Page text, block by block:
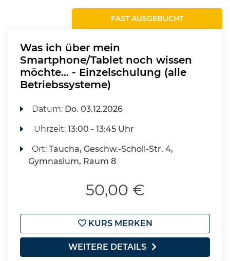
FAST AUSGEBUCHT
Was ich über mein
Smartphone/Tablet noch wissen
möchte... - Einzelschulung (alle
Betriebssysteme)
Datum: Do. 03.12.2026
Uhrzeit:13:00 - 13:45 Uhr
Ort:Taucha, Geschw.-Scholl-Str. 4,
Gymnasium, Raum 8
50,00 €
KURS MERKEN
WEITERE DETAILS